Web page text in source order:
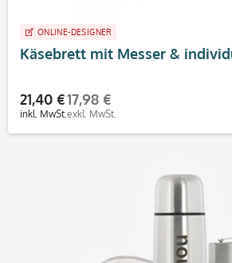
ONLINE-DESIGNER
Käsebrett mit Messer &
21,40 €
inkl. MwSt.
17,98 €
exkl. MwSt.